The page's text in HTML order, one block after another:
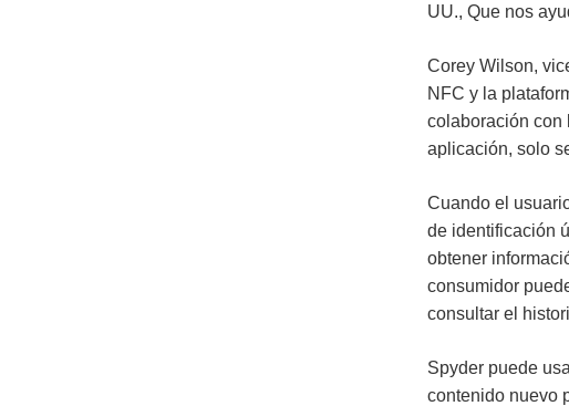
UU., Que nos
Corey Wilson,
NFC y la
colaboración con
aplicación, solo
Cuando el
de identificación
obtener
consumidor
consultar el
Spyder puede
contenido nuevo